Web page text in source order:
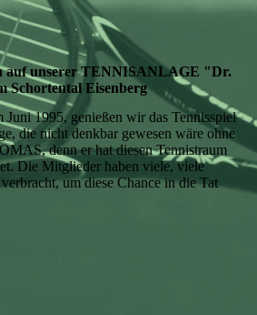
auf unsererTENNISANLAGE "Dr.
Schortental Eisenberg
1995, genießen wir das Tennisspiel
die nicht denkbar gewesen wäre ohne
denn er hat diesen Tennistraum
Die Mitglieder haben viele, viele
um diese Chance in die Tat